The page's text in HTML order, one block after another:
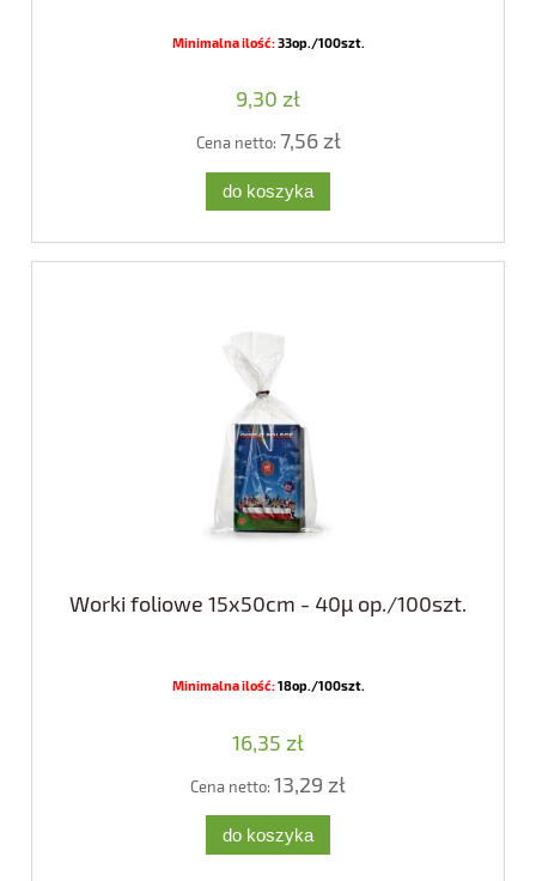
Minimalna ilość:33op./100szt.
9,30 zł
Cena netto: 7,56 zł
do koszyka
Worki foliowe 15x50cm - 40µ op./100szt.
Minimalna ilość:18op./100szt.
16,35 zł
Cena netto: 13,29 zł
do koszyka